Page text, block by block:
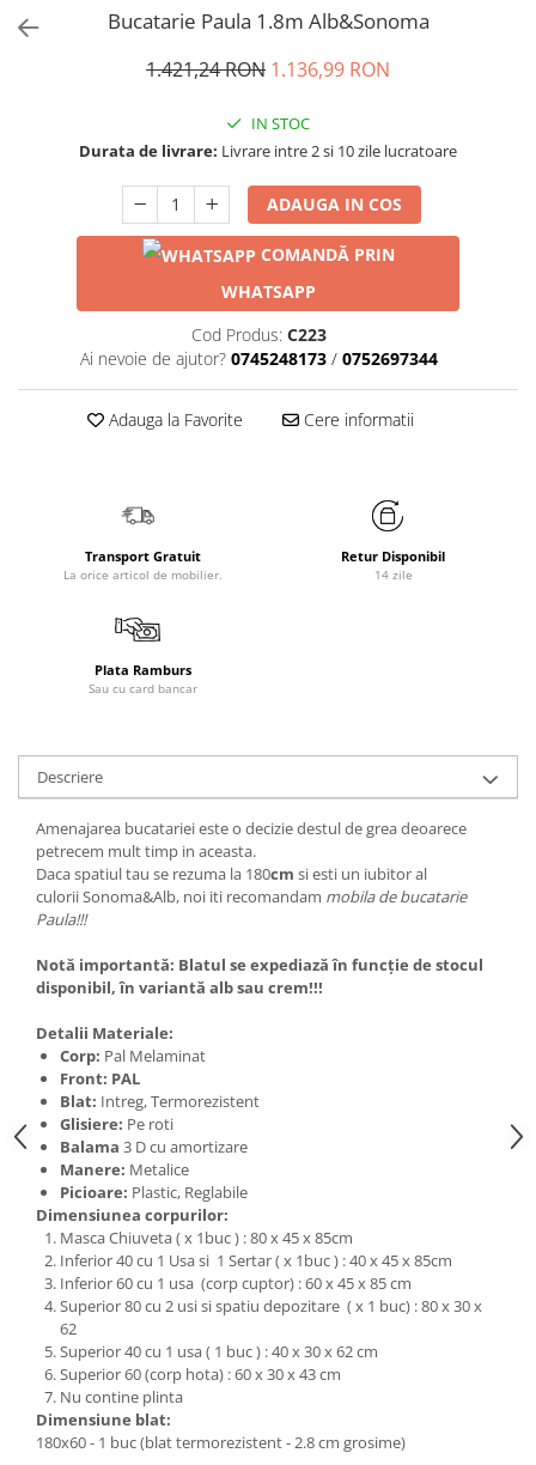
Bucatarie Paula 1.8m Alb&Sonoma
1.421,24 RON 1.136,99 RON
IN STOC
Durata de livrare: Livrare intre 2 si 10 zile lucratoare
ADAUGA IN COS
COMANDĂ PRIN
WHATSAPP
Cod Produs: C223
Ai nevoie de ajutor? 0745248173 / 0752697344
Adauga la Favorite Cere informatii
Transport Gratuit
La orice articol de mobilier.
Retur Disponibil
14 zile
Plata Ramburs
Sau cu card bancar
Descriere
Amenajarea bucatariei este o decizie destul de grea deoarece
petrecem mult timp in aceasta.
Daca spatiul tau se rezuma la 180cm si esti un iubitor al
culorii Sonoma&Alb, noi iti recomandam mobila de bucatarie
Paula!!!
Notă importantă: Blatul se expediază în funcție de stocul
disponibil, în variantă alb sau crem!!!
Detalii Materiale:
Corp: Pal Melaminat
Front: PAL
Blat: Intreg, Termorezistent
Glisiere: Pe roti
Balama 3 D cu amortizare
Manere: Metalice
Picioare: Plastic, Reglabile
Dimensiunea corpurilor:
Masca Chiuveta ( x 1buc ) : 80 x 45 x 85cm
Inferior 40 cu 1 Usa si 1 Sertar ( x 1buc ) : 40 x 45 x 85cm
Inferior 60 cu 1 usa (corp cuptor) : 60 x 45 x 85 cm
Superior 80 cu 2 usi si spatiu depozitare ( x 1 buc) : 80 x 30 x
62
Superior 40 cu 1 usa ( 1 buc ) : 40 x 30 x 62 cm
Superior 60 (corp hota) : 60 x 30 x 43 cm
Nu contine plinta
Dimensiune blat:
180x60 - 1 buc (blat termorezistent - 2.8 cm grosime)